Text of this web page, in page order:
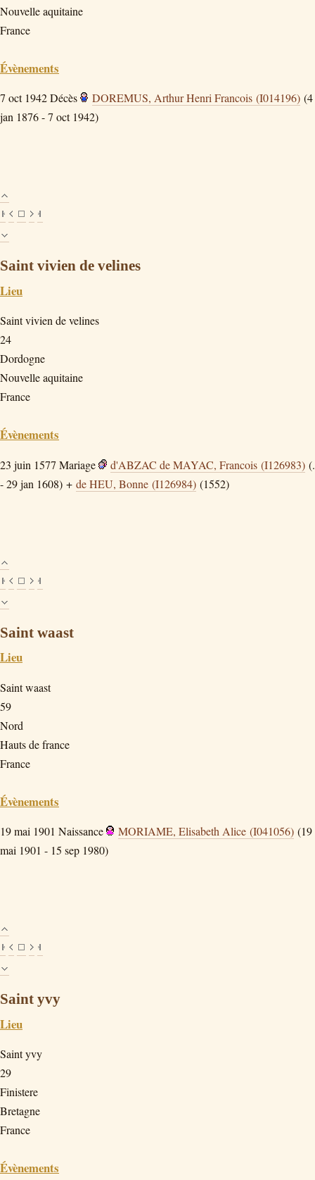
Nouvelle aquitaine
France
Évènements
7 oct 1942Décès DOREMUS, Arthur Henri Francois (I014196) (4
jan 1876 - 7 oct 1942)
Saint vivien de velines
Lieu
Saint vivien de velines
24
Dordogne
Nouvelle aquitaine
France
Évènements
23 juin 1577 Mariage d'ABZAC de MAYAC, Francois (I126983) (.
- 29 jan 1608) + de HEU, Bonne (I126984) (1552)
Saint waast
Lieu
Saint waast
59
Nord
Hauts de france
France
Évènements
19 mai 1901 Naissance MORIAME, Elisabeth Alice (I041056) (19
mai 1901 - 15 sep 1980)
Saint yvy
Lieu
Saint yvy
29
Finistere
Bretagne
France
Évènements